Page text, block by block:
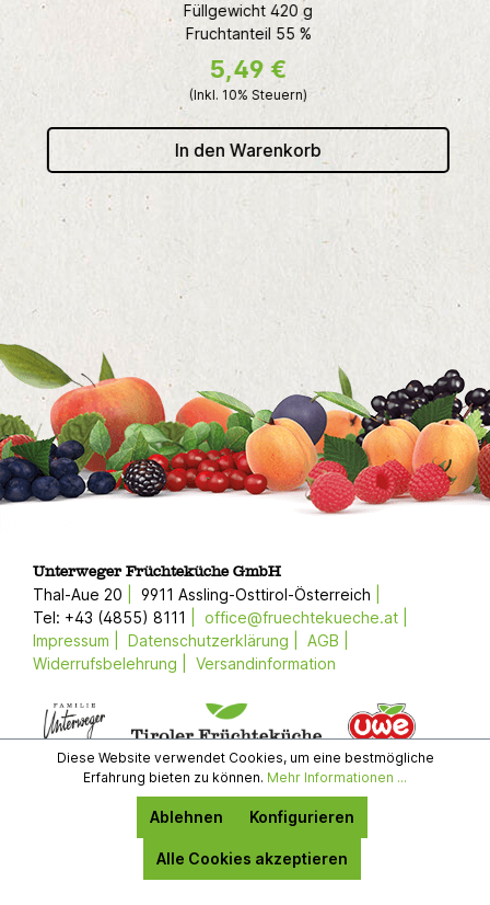
Füllgewicht 420 g
Fruchtanteil 55 %
5,49 €
(Inkl. 10% Steuern)
In den Warenkorb
Unterweger Früchteküche GmbH
Thal-Aue 20
9911 Assling-Osttirol-Österreich
Tel: +43 (4855) 8111
office@fruechtekueche.at
Impressum
Datenschutzerklärung
AGB
Widerrufsbelehrung
Versandinformation
Diese Website verwendet Cookies, um eine bestmögliche
Erfahrung bieten zu können. Mehr Informationen ...
Ablehnen Konfigurieren
Alle Cookies akzeptieren